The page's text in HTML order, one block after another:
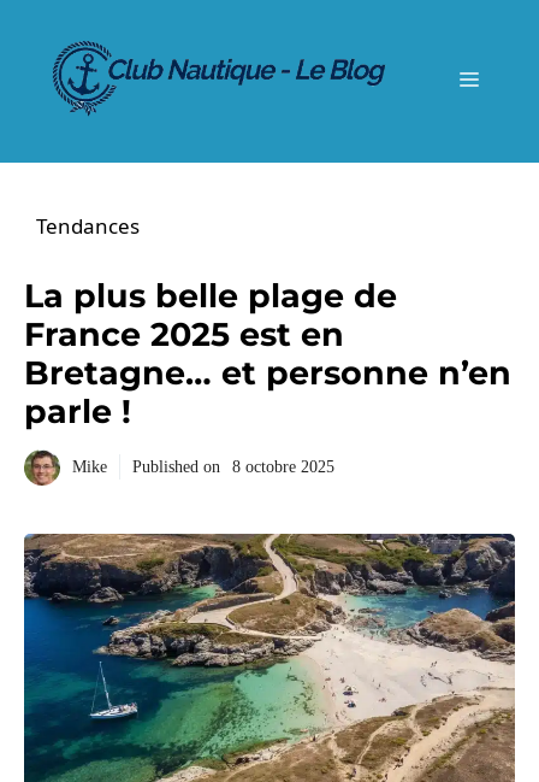
contenu
Menu
Tendances
La plus belle plage de
France 2025 est en
Bretagne… et personne n’en
parle !
Mike Published on 8 octobre 2025